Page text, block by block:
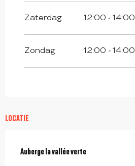
Zaterdag 12:00 - 14:00
Zondag 12:00 - 14:00
LOCATIE
Auberge la vallée verte